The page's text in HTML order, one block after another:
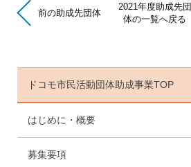
前の助成先団体
2021年度助成先団
体の一覧へ戻る
ドコモ市民活動団体助成事業TOP
はじめに・概要
募集要項